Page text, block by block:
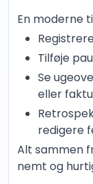
En moderne
Tilføje
Se
eller
redigere
Alt sammen
nemt og